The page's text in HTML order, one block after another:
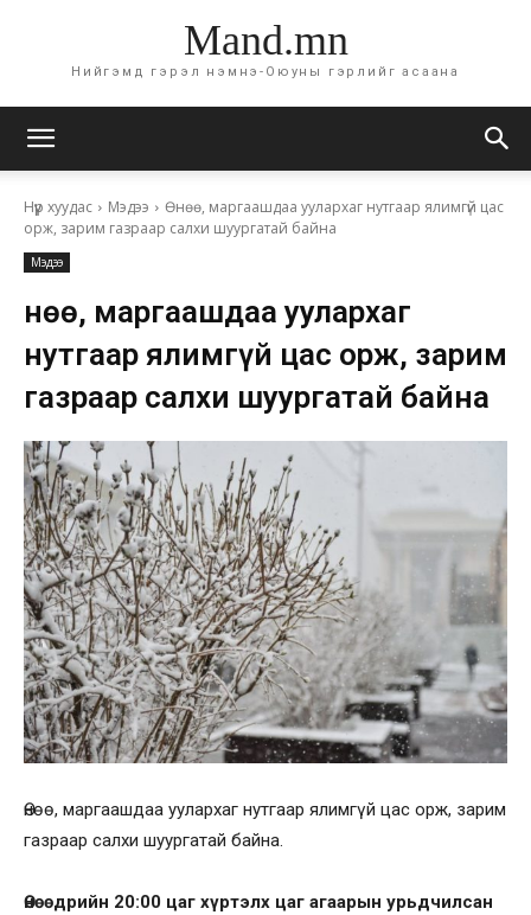
Mand.mn
Нийгэмд гэрэл нэмнэ-Оюуны гэрлийг асаана
Нүүр хуудас Мэдээ
Өнөө, маргаашдаа уулархаг нутгаар ялимгүй цас
орж, зарим газраар салхи шуургатай байна
Мэдээ
Өнөө, маргаашдаа уулархаг
нутгаар ялимгүй цас орж, зарим
газраар салхи шуургатай байна
Өнөө, маргаашдаа уулархаг нутгаар ялимгүй цас орж, зарим
газраар салхи шуургатай байна.
Өнөөдрийн 20:00 цаг хүртэлх цаг агаарын урьдчилсан